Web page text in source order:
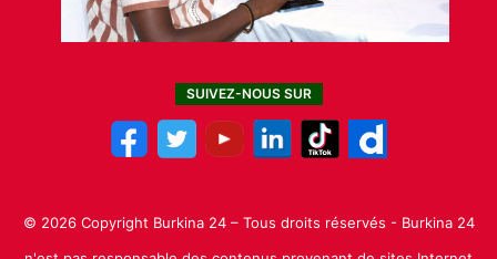
SUIVEZ-NOUS SUR
© 2026 Copyright Burkina 24 – Tous droits réservés - Burkina 24